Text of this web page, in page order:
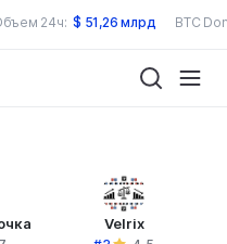
24ч: $ 51,26 млрд BTC
Velrix